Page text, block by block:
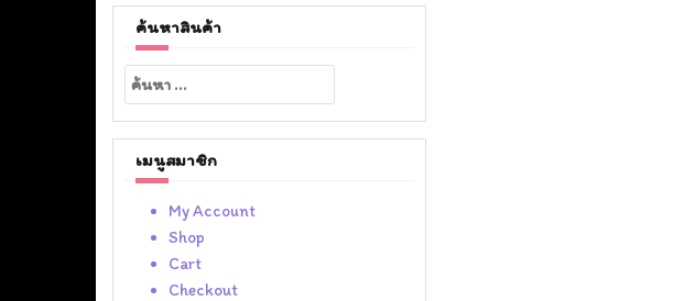
ค้นหาสินค้า
ค้นหา
สำหรับ:
เมนูสมาชิก
My Account
Shop
Cart
Checkout